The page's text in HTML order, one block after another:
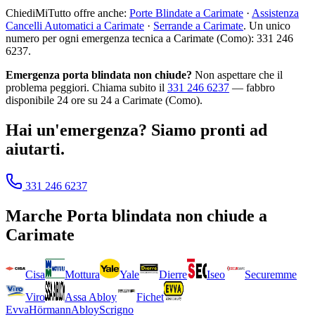
ChiediMiTutto offre anche: Porte Blindate a Carimate · Assistenza
Cancelli Automatici a Carimate · Serrande a Carimate. Un unico
numero per ogni emergenza tecnica a Carimate (Como): 331 246
6237.
Emergenza porta blindata non chiude? Non aspettare che il
problema peggiori. Chiama subito il 331 246 6237 — fabbro
disponibile 24 ore su 24 a Carimate (Como).
Hai un'emergenza? Siamo pronti ad
aiutarti.
331 246 6237
Marche Porta blindata non chiude a
Carimate
Cisa Mottura Yale Dierre Iseo
Securemme
Viro
Assa Abloy
Fichet
EvvaHörmannAbloyScrigno